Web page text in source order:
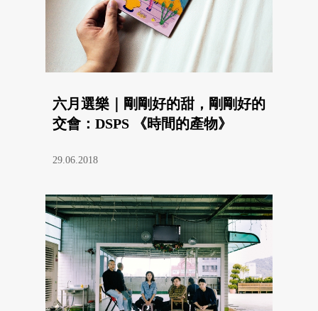
六月選樂｜剛剛好的甜，剛剛好的
交會：DSPS 《時間的產物》
29.06.2018